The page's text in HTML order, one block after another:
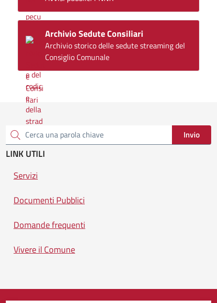
Archivio Sedute Consiliari
Archivio storico delle sedute streaming del
Consiglio Comunale
Cerca una parola chiave Invio
LINK UTILI
Servizi
Documenti Pubblici
Domande frequenti
Vivere il Comune